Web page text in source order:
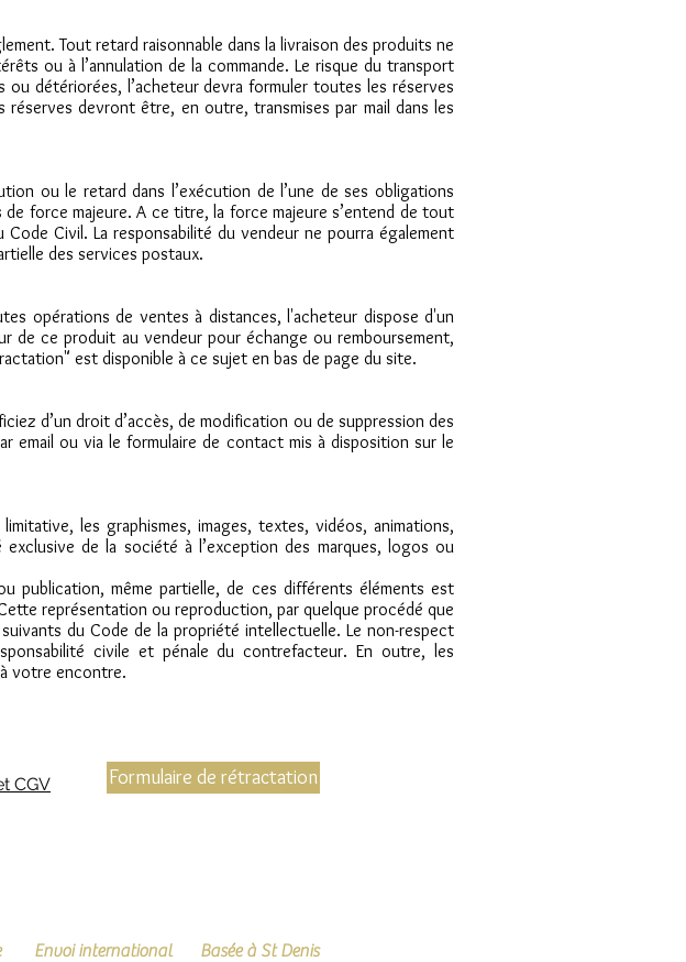
Tout retard raisonnable dans la livraison des produits ne
ou à l’annulation de la commande. Le risque du transport
détériorées, l’acheteur devra formuler toutes les réserves
devront être, en outre, transmises par mail dans les
ou le retard dans l’exécution de l’une de ses obligations
force majeure. A ce titre, la force majeure s’entend de tout
Civil. La responsabilité du vendeur ne pourra également
des services postaux.
opérations de ventes à distances, l'acheteur dispose d'un
de ce produit au vendeur pour échange ou remboursement,
est disponible à ce sujet en bas de page du site.
d’un droit d’accès, de modification ou de suppression des
email ou via le formulaire de contact mis à disposition sur le
les graphismes, images, textes, vidéos, animations,
de la société à l’exception des marques, logos ou
publication, même partielle, de ces différents éléments est
représentation ou reproduction, par quelque procédé que
du Code de la propriété intellectuelle. Le non-respect
civile et pénale du contrefacteur. En outre, les
votre encontre.
CGV Formulaire de rétractation
Basée à St Denis
Envoi international